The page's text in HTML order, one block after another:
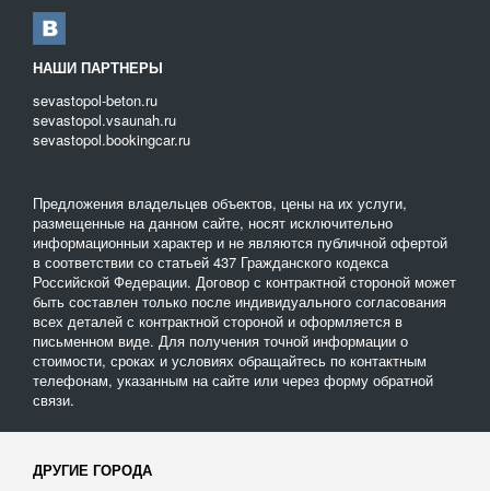
НАШИ ПАРТНЕРЫ
sevastopol-beton.ru
sevastopol.vsaunah.ru
sevastopol.bookingcar.ru
Предложения владельцев объектов, цены на их услуги,
размещенные на данном сайте, носят исключительно
информационныи характер и не являются публичной офертой
в соответствии со статьей 437 Гражданского кодекса
Российской Федерации. Договор с контрактной стороной может
быть составлен только после индивидуального согласования
всех деталей с контрактной стороной и оформляется в
письменном виде. Для получения точной информации о
стоимости, сроках и условиях обращайтесь по контактным
телефонам, указанным на сайте или через форму обратной
связи.
ДРУГИЕ ГОРОДА